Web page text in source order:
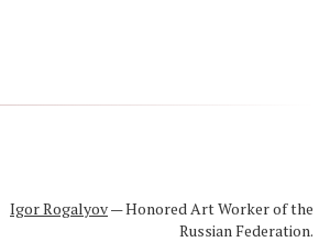
Igor Rogalyov— Honored Art Worker of the
Russian Federation.
Igor Rogalyov— Honored Art Worker of the
Russian Federation.